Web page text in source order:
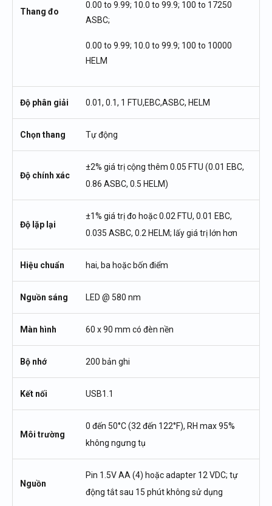
Thang đo
0.00 to 9.99; 10.0 to 99.9; 100 to 17250
ASBC;
0.00 to 9.99; 10.0 to 99.9; 100 to 10000
HELM
Độ phân giải 0.01, 0.1, 1 FTU,EBC,ASBC, HELM
Chọn thang Tự động
Độ chính xác
±2% giá trị cộng thêm 0.05 FTU (0.01 EBC,
0.86 ASBC, 0.5 HELM)
Độ lặp lại
±1% giá trị đo hoặc 0.02 FTU, 0.01 EBC,
0.035 ASBC, 0.2 HELM; lấy giá trị lớn hơn
Hiệu chuẩn hai, ba hoặc bốn điểm
Nguồn sáng LED @ 580 nm
Màn hình 60 x 90 mm có đèn nền
Bộ nhớ 200 bản ghi
Kết nối USB1.1
Môi trường
0 đến 50°C (32 đến 122°F), RH max 95%
không ngưng tụ
Nguồn
Pin 1.5V AA (4) hoặc adapter 12 VDC; tự
động tắt sau 15 phút không sử dụng